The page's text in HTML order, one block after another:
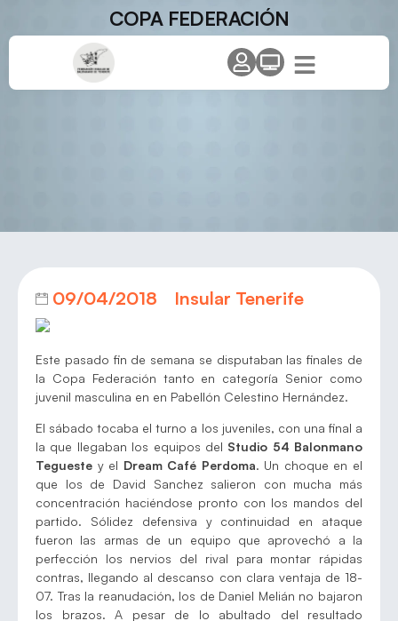
COPA FEDERACIÓN
09/04/2018 Insular Tenerife
Este pasado fin de semana se disputaban las finales de
la Copa Federación tanto en categoría Senior como
juvenil masculina en en Pabellón Celestino Hernández.
El sábado tocaba el turno a los juveniles, con una final a
la que llegaban los equipos del Studio 54 Balonmano
Tegueste y el Dream Café Perdoma. Un choque en el
que los de David Sanchez salieron con mucha más
concentración haciéndose pronto con los mandos del
partido. Sólidez defensiva y continuidad en ataque
fueron las armas de un equipo que aprovechó a la
perfección los nervios del rival para montar rápidas
contras, llegando al descanso con clara ventaja de 18-
07. Tras la reanudación, los de Daniel Melián no bajaron
los brazos. A pesar de lo abultado del resultado